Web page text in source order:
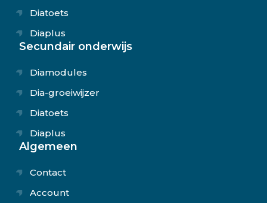
Diatoets
Diaplus
Secundair onderwijs
Diamodules
Dia-groeiwijzer
Diatoets
Diaplus
Algemeen
Contact
Account